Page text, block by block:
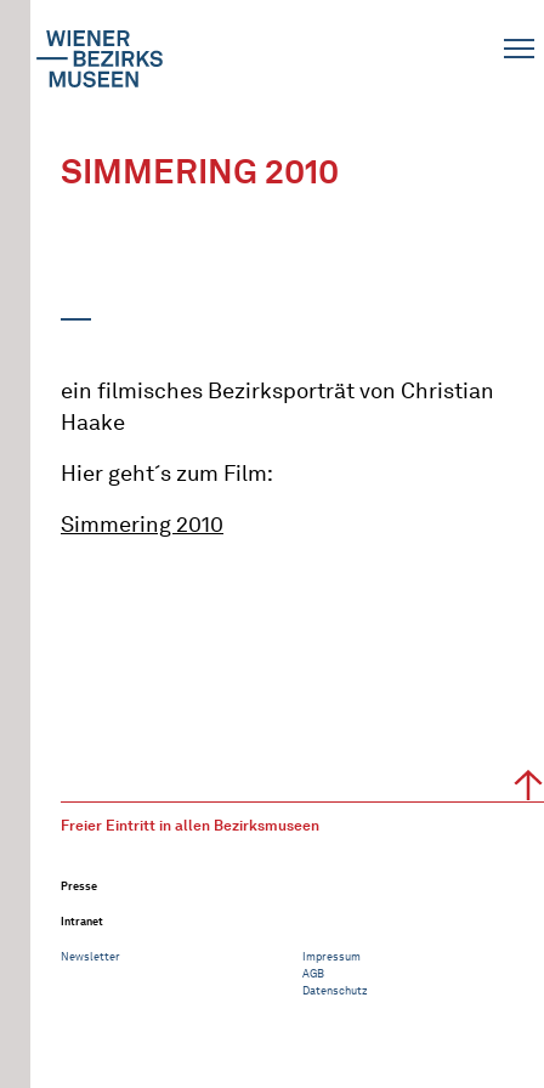
SIMMERING 2010
ein filmisches Bezirksporträt von Christian
Haake
Hier geht´s zum Film:
Simmering 2010
Freier Eintritt in allen Bezirksmuseen
Presse
Intranet
Newsletter
Impressum
AGB
Datenschutz